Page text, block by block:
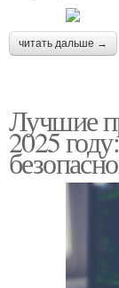
читать дальше →
Лучшие
2025